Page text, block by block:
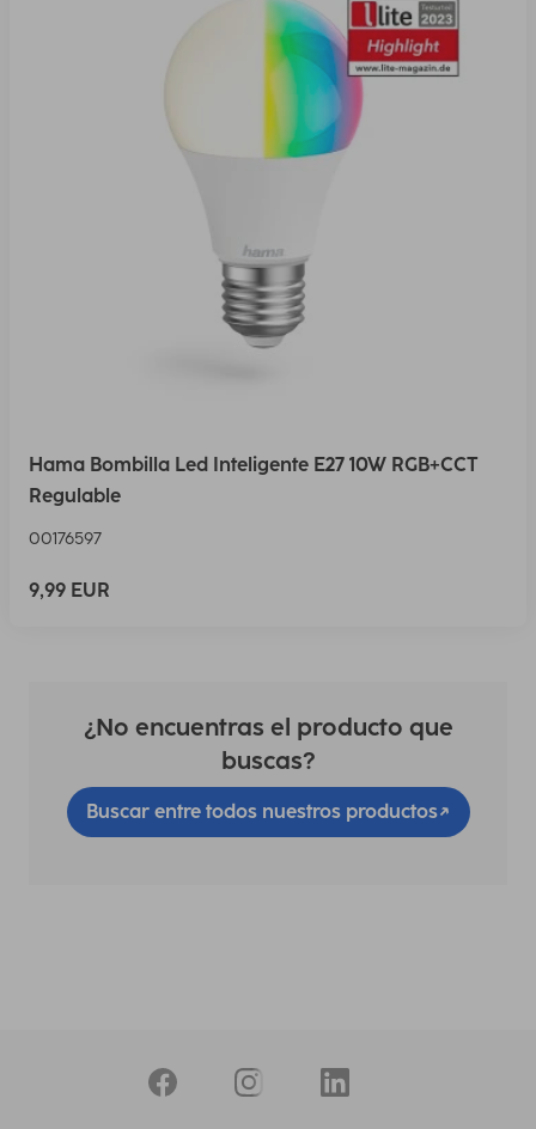
Hama Bombilla Led Inteligente E27 10W RGB+CCT
Regulable
00176597
9,99 EUR
¿No encuentras el producto que
buscas?
Buscar entre todos nuestros productos